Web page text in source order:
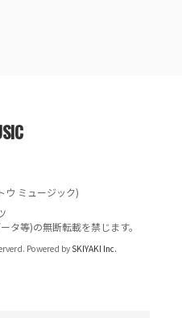
ウ ミュージック)
タ等)の無断転載を禁じます。
Powered bySKIYAKI Inc.